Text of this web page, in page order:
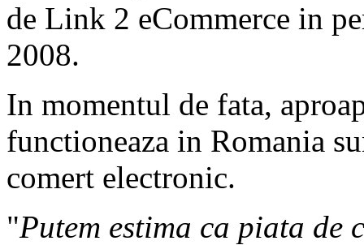
de Link 2 eCommerce in
2008.
In momentul de fata,
functioneaza in Romania
comert electronic.
"Putem estima ca piata de